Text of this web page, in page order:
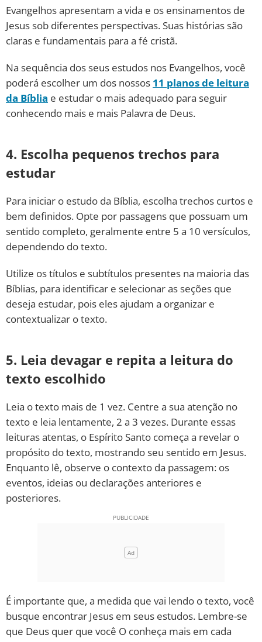
Evangelhos apresentam a vida e os ensinamentos de
Jesus sob diferentes perspectivas. Suas histórias são
claras e fundamentais para a fé cristã.
Na sequência dos seus estudos nos Evangelhos, você
poderá escolher um dos nossos 11 planos de leitura
da Bíblia e estudar o mais adequado para seguir
conhecendo mais e mais Palavra de Deus.
4. Escolha pequenos trechos para
estudar
Para iniciar o estudo da Bíblia, escolha trechos curtos e
bem definidos. Opte por passagens que possuam um
sentido completo, geralmente entre 5 a 10 versículos,
dependendo do texto.
Utilize os títulos e subtítulos presentes na maioria das
Bíblias, para identificar e selecionar as seções que
deseja estudar, pois eles ajudam a organizar e
contextualizar o texto.
5. Leia devagar e repita a leitura do
texto escolhido
Leia o texto mais de 1 vez. Centre a sua atenção no
texto e leia lentamente, 2 a 3 vezes. Durante essas
leituras atentas, o Espírito Santo começa a revelar o
propósito do texto, mostrando seu sentido em Jesus.
Enquanto lê, observe o contexto da passagem: os
eventos, ideias ou declarações anteriores e
posteriores.
É importante que, a medida que vai lendo o texto, você
busque encontrar Jesus em seus estudos. Lembre-se
que Deus quer que você O conheça mais em cada